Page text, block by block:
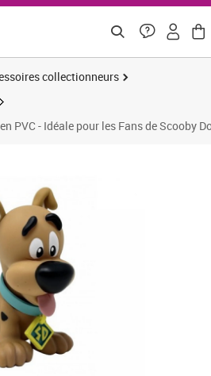
collectionneurs
PVC - Idéale pour les Fans de Scooby